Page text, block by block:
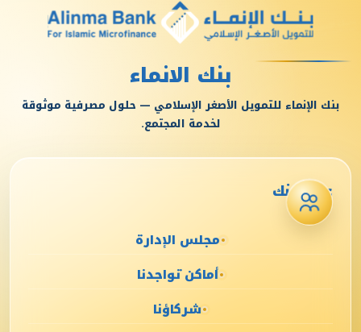
بنك الانماء
بنك الإنماء للتمويل الأصغر الإسلامي — حلول مصرفية موثوقة
لخدمة المجتمع.
عن البنك
مجلس الإدارة
أماكن تواجدنا
شركاؤنا